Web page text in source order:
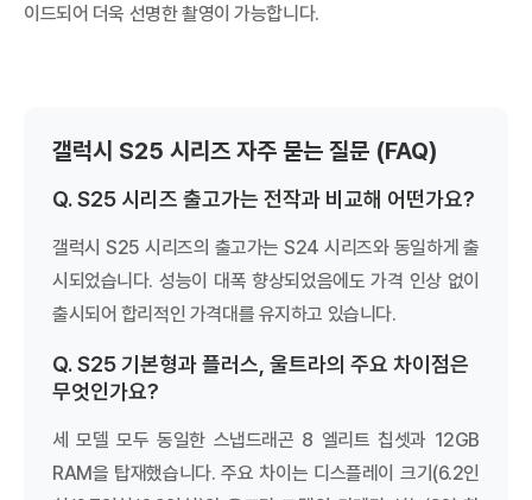
이드되어 더욱 선명한 촬영이 가능합니다.
갤럭시 S25 시리즈 자주 묻는 질문 (FAQ)
Q. S25 시리즈 출고가는 전작과 비교해 어떤가요?
갤럭시 S25 시리즈의 출고가는 S24 시리즈와 동일하게 출
시되었습니다. 성능이 대폭 향상되었음에도 가격 인상 없이
출시되어 합리적인 가격대를 유지하고 있습니다.
Q. S25 기본형과 플러스, 울트라의 주요 차이점은
무엇인가요?
세 모델 모두 동일한 스냅드래곤 8 엘리트 칩셋과 12GB
RAM을 탑재했습니다. 주요 차이는 디스플레이 크기(6.2인